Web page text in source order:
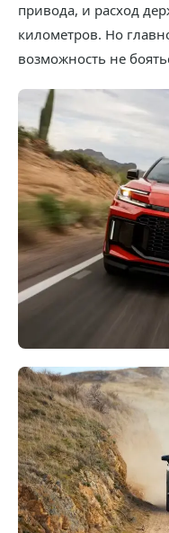
привода, и расход
километров. Но
возможность не